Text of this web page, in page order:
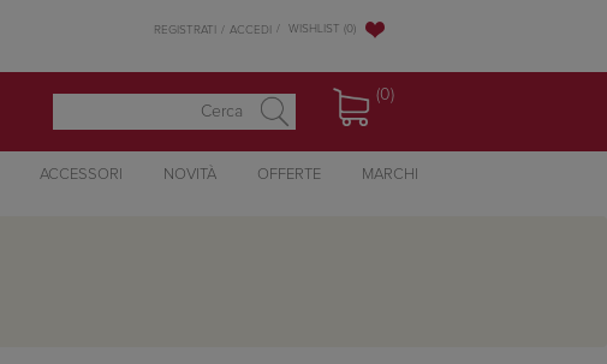
REGISTRATI ACCEDI WISHLIST (0)
(0)
ACCESSORI NOVITÀ OFFERTE MARCHI